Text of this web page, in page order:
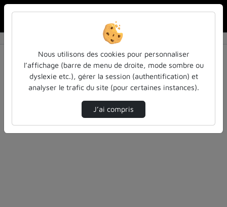
Résultats de la recherche
Filtres actifs (cliquer pour en retirer) :
education
autres alternance
Nous utilisons des cookies pour personnaliser
l’affichage (barre de menu de droite, mode sombre ou
dyslexie etc.), gérer la session (authentification) et
analyser le trafic du site (pour certaines instances).
J’ai compris